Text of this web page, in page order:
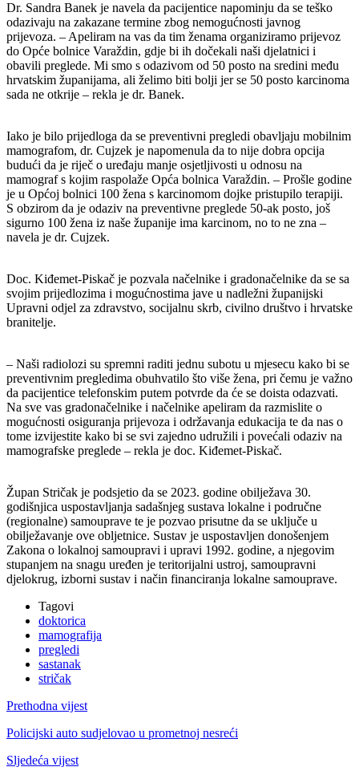
Dr. Sandra Banek je navela da pacijentice napominju da se teško
odazivaju na zakazane termine zbog nemogućnosti javnog
prijevoza. – Apeliram na vas da tim ženama organiziramo prijevoz
do Opće bolnice Varaždin, gdje bi ih dočekali naši djelatnici i
obavili preglede. Mi smo s odazivom od 50 posto na sredini među
hrvatskim županijama, ali želimo biti bolji jer se 50 posto karcinoma
sada ne otkrije – rekla je dr. Banek.
Iako je bilo prijedloga da se preventivni pregledi obavljaju mobilnim
mamografom, dr. Cujzek je napomenula da to nije dobra opcija
budući da je riječ o uređaju manje osjetljivosti u odnosu na
mamograf s kojim raspolaže Opća bolnica Varaždin. – Prošle godine
je u Općoj bolnici 100 žena s karcinomom dojke pristupilo terapiji.
S obzirom da je odaziv na preventivne preglede 50-ak posto, još
sigurno 100 žena iz naše županije ima karcinom, no to ne zna –
navela je dr. Cujzek.
Doc. Kiđemet-Piskač je pozvala načelnike i gradonačelnike da se sa
svojim prijedlozima i mogućnostima jave u nadležni županijski
Upravni odjel za zdravstvo, socijalnu skrb, civilno društvo i hrvatske
branitelje.
– Naši radiolozi su spremni raditi jednu subotu u mjesecu kako bi se
preventivnim pregledima obuhvatilo što više žena, pri čemu je važno
da pacijentice telefonskim putem potvrde da će se doista odazvati.
Na sve vas gradonačelnike i načelnike apeliram da razmislite o
mogućnosti osiguranja prijevoza i održavanja edukacija te da nas o
tome izvijestite kako bi se svi zajedno udružili i povećali odaziv na
mamografske preglede – rekla je doc. Kiđemet-Piskač.
Župan Stričak je podsjetio da se 2023. godine obilježava 30.
godišnjica uspostavljanja sadašnjeg sustava lokalne i područne
(regionalne) samouprave te je pozvao prisutne da se uključe u
obilježavanje ove obljetnice. Sustav je uspostavljen donošenjem
Zakona o lokalnoj samoupravi i upravi 1992. godine, a njegovim
stupanjem na snagu uređen je teritorijalni ustroj, samoupravni
djelokrug, izborni sustav i način financiranja lokalne samouprave.
Tagovi
doktorica
mamografija
pregledi
sastanak
stričak
Prethodna vijest
Policijski auto sudjelovao u prometnoj nesreći
Sljedeća vijest